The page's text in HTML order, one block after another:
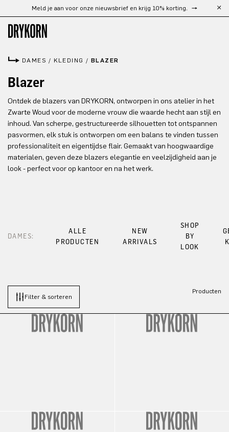
Ga naar de hoofdinhoud
Meld je aan voor onze nieuwsbrief en krijg 10% korting.
DAMES / KLEDING / BLAZER
Blazer
Ontdek de blazers van DRYKORN, ontworpen in ons atelier in het
Zwarte Woud voor de moderne vrouw die waarde hecht aan stijl en
inhoud. Van scherpe, gestructureerde silhouetten tot ontspannen
pasvormen, elk stuk is ontworpen om een balans te vinden tussen
professionaliteit en eigentijdse flair. Gemaakt van hoogwaardige
materialen, geven deze blazers elegantie en veelzijdigheid aan je
look - perfect voor op kantoor en na het werk.
DAMES:
ALLE
PRODUCTEN
NEW
ARRIVALS
SHOP
BY
LOOK
Filter & sorteren
Producten